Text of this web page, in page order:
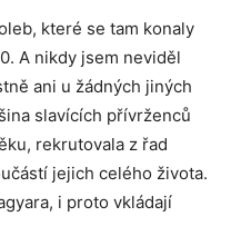
které se tam konaly
A nikdy jsem neviděl
ani u žádných jiných
slavících přívrženců
rekrutovala z řad
jejich celého života.
i proto vkládají